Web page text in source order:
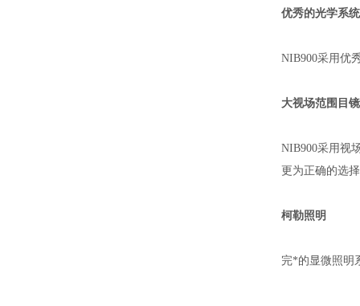
优秀的光学系
NIB900采用优
大视场范围目镜
NIB900采用视
更为正确的选
柯勒照明
完*的显微照明